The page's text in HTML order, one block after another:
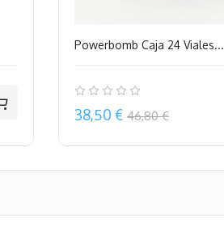
Powerbomb Caja 24 Viales...
Precio
38,50 € 46,80 €